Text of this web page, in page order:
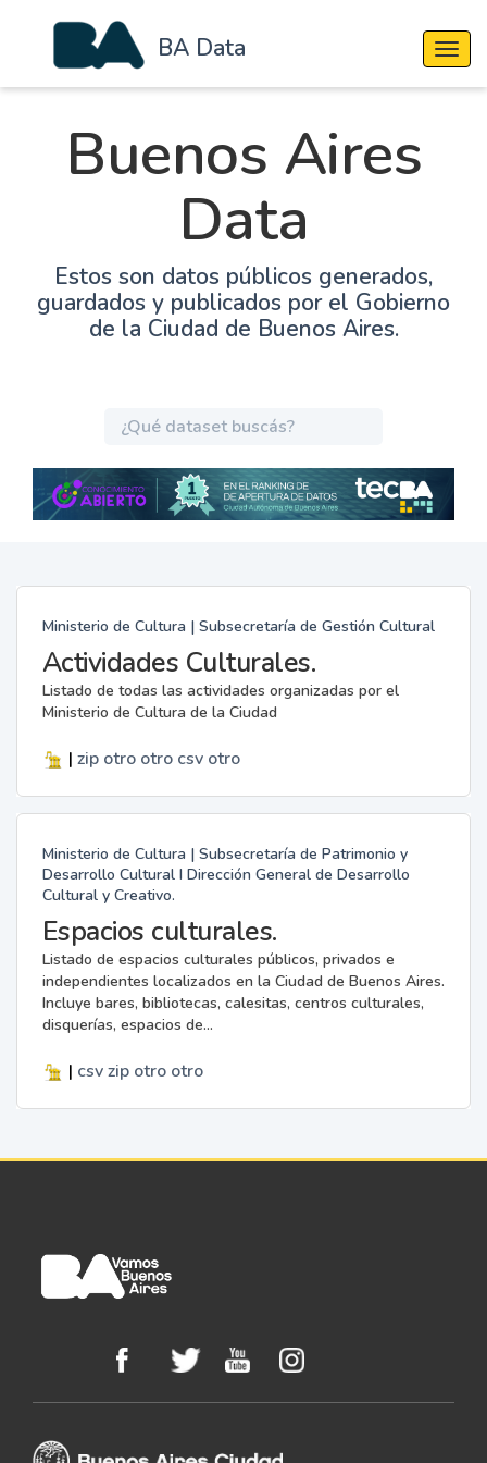
BA Data
Buenos Aires
Data
Estos son datos públicos generados,
guardados y publicados por el Gobierno
de la Ciudad de Buenos Aires.
Ministerio de Cultura | Subsecretaría de Gestión Cultural
Actividades Culturales.
Listado de todas las actividades organizadas por el
Ministerio de Cultura de la Ciudad
| zip otro otro csv otro
Ministerio de Cultura | Subsecretaría de Patrimonio y
Desarrollo Cultural I Dirección General de Desarrollo
Cultural y Creativo.
Espacios culturales.
Listado de espacios culturales públicos, privados e
independientes localizados en la Ciudad de Buenos Aires.
Incluye bares, bibliotecas, calesitas, centros culturales,
disquerías, espacios de...
| csv zip otro otro